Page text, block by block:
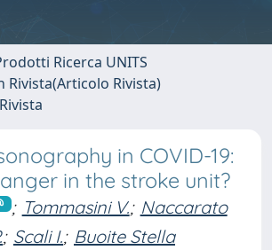
Ricerca UNITS
Rivista(Articolo Rivista)
in COVID-19:
in the stroke unit?
; Tommasini V.; Naccarato
; Scali I.; Buoite Stella